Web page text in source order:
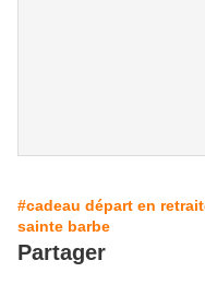
#cadeau départ en
sainte barbe
Partager